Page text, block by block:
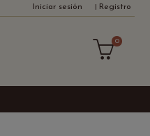
Iniciar sesión Registro
0